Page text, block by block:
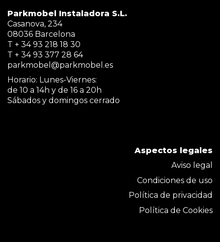
Parkmobel Instaladora S.L.
Casanova, 234
08036 Barcelona
T + 34 93 218 18 30
T + 34 93 377 28 64
parkmobel@parkmobel.es
Horario: Lunes-Viernes:
de 10 a 14h y de 16 a 20h
Sábados y domingos cerrado
Aspectos legales
Aviso legal
Condiciones de uso
Política de privacidad
Política de Cookies